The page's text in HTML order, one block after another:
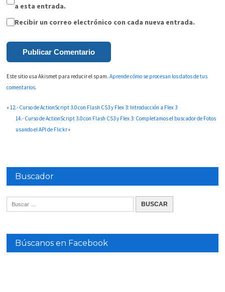
a esta entrada.
Recibir un correo electrónico con cada nueva entrada.
Este sitio usa Akismet para reducir el spam.Aprende cómo se procesan los datos de tus
comentarios.
«12.- Curso de ActionScript 3.0 con Flash CS3 y Flex 3: Introducción a Flex 3
14.- Curso de ActionScript 3.0 con Flash CS3 y Flex 3: Completamos el buscador de Fotos
usando el API de Flickr»
Buscador
Búscanos en Facebook